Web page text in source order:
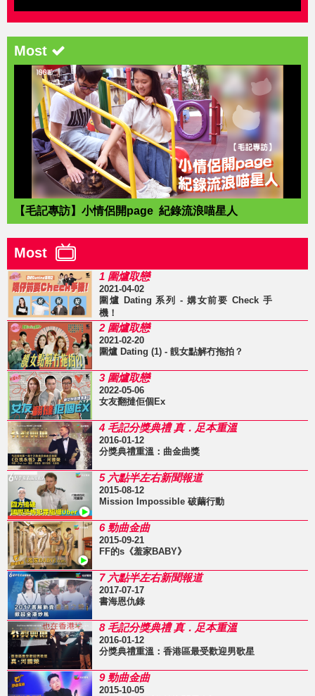
Most
【毛記專訪】小情侶開page 紀錄流浪喵星人
Most
1 圍爐取戀
2021-04-02
圍爐 Dating 系列 - 媾女前要 Check 手
機！
2 圍爐取戀
2021-02-20
圍爐 Dating (1) - 靚女點解冇拖拍？
3 圍爐取戀
2022-05-06
女友翻撻佢個Ex
4 毛記分獎典禮 真．足本重溫
2016-01-12
分獎典禮重溫：曲金曲獎
5 六點半左右新聞報道
2015-08-12
Mission Impossible 破繭行動
6 勁曲金曲
2015-09-21
FF的s《羞家BABY》
7 六點半左右新聞報道
2017-07-17
書海恩仇錄
8 毛記分獎典禮 真．足本重溫
2016-01-12
分獎典禮重溫：香港區最受歡迎男歌星
9 勁曲金曲
2015-10-05